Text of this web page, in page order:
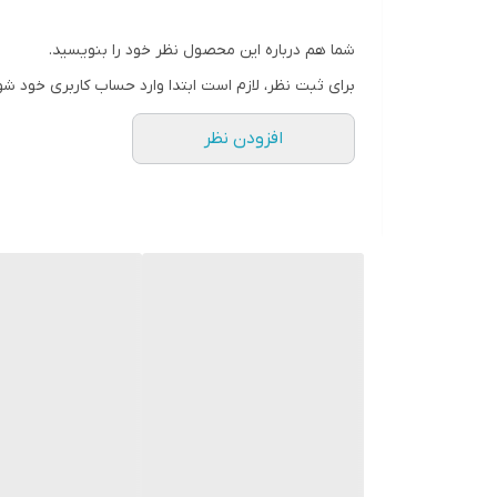
شما هم درباره این محصول نظر خود را بنویسید.
برای ثبت نظر، لازم است ابتدا وارد حساب کاربری خود
افزودن نظر